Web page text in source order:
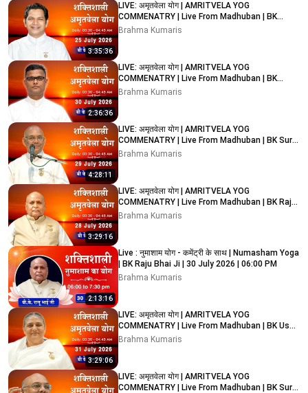
3:35:36
LIVE: अमृतवेला योग | AMRITVELA YOG
COMMENATRY | Live From Madhuban | BK
Rupesh Bhai Ji | 25/07/2026
Brahma Kumaris
2:36:36
LIVE: अमृतवेला योग | AMRITVELA YOG
COMMENATRY | Live From Madhuban | BK
Sachin Bhai Ji | 30/07/2026
Brahma Kumaris
4:28:11
LIVE: अमृतवेला योग | AMRITVELA YOG
COMMENATRY | Live From Madhuban | BK Suraj
Bhai Ji | 29/07/2026
Brahma Kumaris
3:29:16
LIVE: अमृतवेला योग | AMRITVELA YOG
COMMENATRY | Live From Madhuban | BK Raju
Bhai Ji | 28/07/2026
Brahma Kumaris
2:13:16
Live : नुमाशाम योग - कमेंट्री के साथ | Numasham Yoga
| BK Raju Bhai Ji | 30 July 2026 | 06:00 PM
Brahma Kumaris
3:29:06
LIVE: अमृतवेला योग | AMRITVELA YOG
COMMENATRY | Live From Madhuban | BK Usha
Didi Ji | 31/07/2026
Brahma Kumaris
LIVE: अमृतवेला योग | AMRITVELA YOG
COMMENATRY | Live From Madhuban | BK Suraj